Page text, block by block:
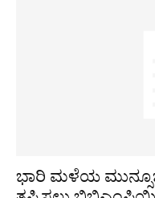
ಭಾರಿ ಮಳೆಯ